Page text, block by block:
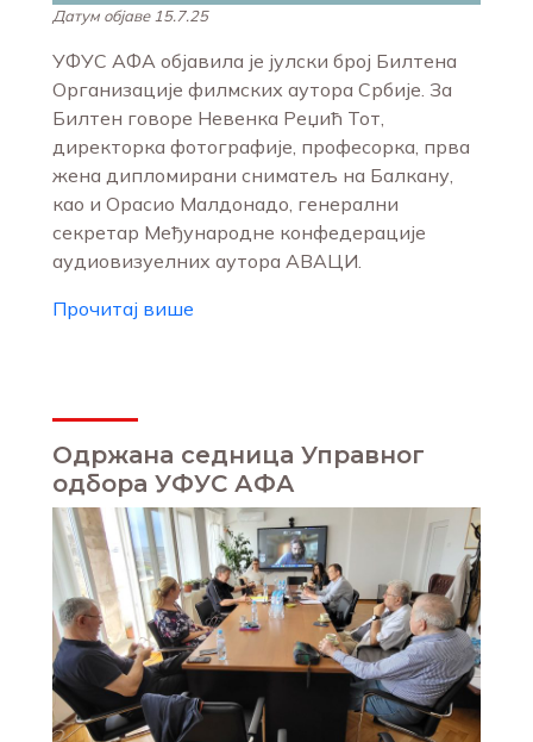
Датум објаве 15.7.25
УФУС АФА објавила је јулски број Билтена
Организације филмских аутора Србије. За
Билтен говоре Невенка Реџић Тот,
директорка фотографије, професорка, прва
жена дипломирани сниматељ на Балкану,
као и Орасио Малдонадо, генерални
секретар Међународне конфедерације
аудиовизуелних аутора АВАЦИ.
Прочитај више
Одржана седница Управног
одбора УФУС АФА